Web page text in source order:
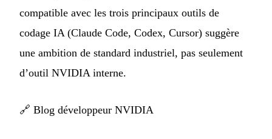
compatible avec les trois principaux outils de
codage IA (Claude Code, Codex, Cursor) suggère
une ambition de standard industriel, pas seulement
d’outil NVIDIA interne.
🔗 Blog développeur NVIDIA